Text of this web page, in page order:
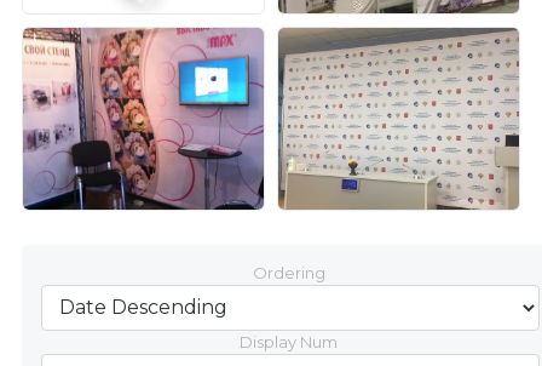
Ordering
Display Num